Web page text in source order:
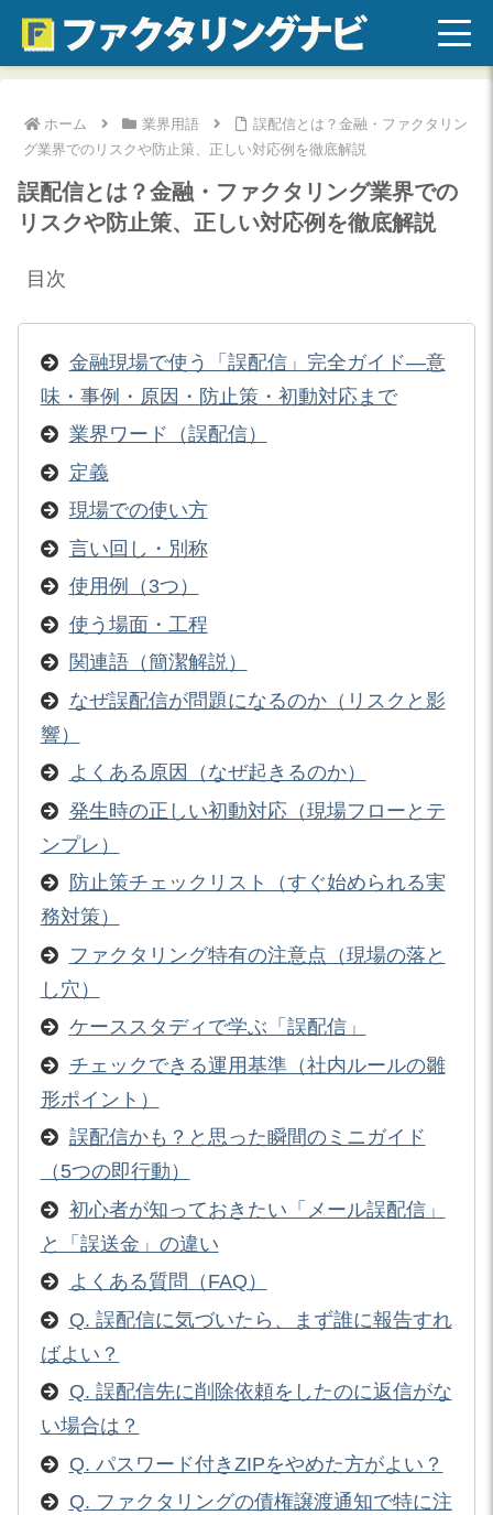
ホーム 業界用語
誤配信とは？金融・ファクタリン
グ業界でのリスクや防止策、正しい対応例を徹底解説
誤配信とは？金融・ファクタリング業界での
リスクや防止策、正しい対応例を徹底解説
目次
金融現場で使う「誤配信」完全ガイド—意
味・事例・原因・防止策・初動対応まで
業界ワード（誤配信）
定義
現場での使い方
言い回し・別称
使用例（3つ）
使う場面・工程
関連語（簡潔解説）
なぜ誤配信が問題になるのか（リスクと影
響）
よくある原因（なぜ起きるのか）
発生時の正しい初動対応（現場フローとテ
ンプレ）
防止策チェックリスト（すぐ始められる実
務対策）
ファクタリング特有の注意点（現場の落と
し穴）
ケーススタディで学ぶ「誤配信」
チェックできる運用基準（社内ルールの雛
形ポイント）
誤配信かも？と思った瞬間のミニガイド
（5つの即行動）
初心者が知っておきたい「メール誤配信」
と「誤送金」の違い
よくある質問（FAQ）
Q. 誤配信に気づいたら、まず誰に報告すれ
ばよい？
Q. 誤配信先に削除依頼をしたのに返信がな
い場合は？
Q. パスワード付きZIPをやめた方がよい？
Q. ファクタリングの債権譲渡通知で特に注